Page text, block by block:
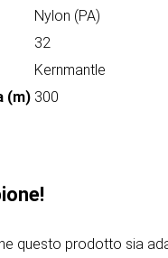
Nylon (PA)
32
Kernmantle
(m) 300
questo prodotto sia